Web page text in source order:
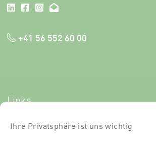
Ihre Privatsphäre ist uns wichtig
+41 56 552 60 00
Links
Newsletter-Anmeldung